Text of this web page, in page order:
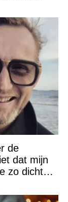
de
dat mijn
zo dichtbij